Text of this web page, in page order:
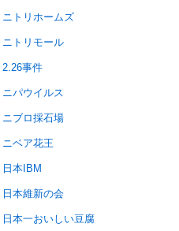
ニトリホームズ
ニトリモール
2.26事件
ニパウイルス
ニブロ採石場
ニベア花王
日本IBM
日本維新の会
日本一おいしい豆腐